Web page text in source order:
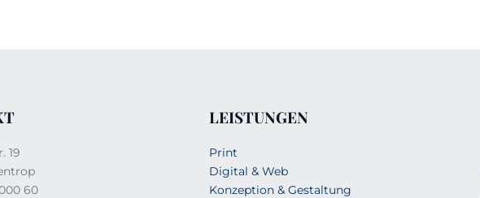
19
60
LEISTUNGEN
Print
Digital & Web
Konzeption & Gestaltung